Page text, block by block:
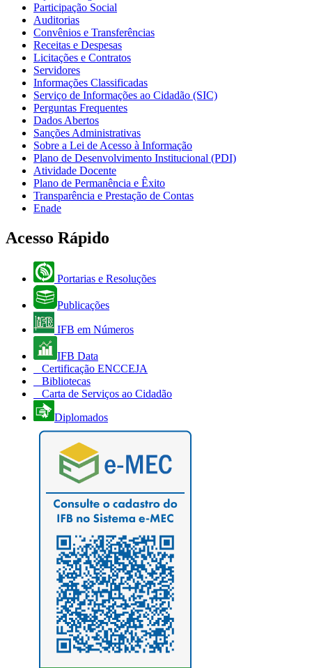
Participação Social
Auditorias
Convênios e Transferências
Receitas e Despesas
Licitações e Contratos
Servidores
Informações Classificadas
Serviço de Informações ao Cidadão (SIC)
Perguntas Frequentes
Dados Abertos
Sanções Administrativas
Sobre a Lei de Acesso à Informação
Plano de Desenvolvimento Institucional (PDI)
Atividade Docente
Plano de Permanência e Êxito
Transparência e Prestação de Contas
Enade
Acesso Rápido
Portarias e Resoluções
Publicações
IFB em Números
IFB Data
Certificação ENCCEJA
Bibliotecas
Carta de Serviços ao Cidadão
Diplomados